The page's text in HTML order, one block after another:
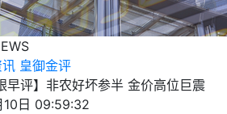
讯 皇御金评
早评】非农好坏参半 金价高位巨震
日 09:59:32